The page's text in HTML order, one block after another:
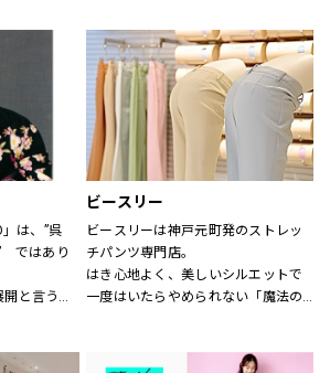
しました。
MARY QUANTのアイテムには、あり
のままの自分を表現し、今以上にい
きいきと輝いてほしいという想いが
込められています。
全ての女性に、自分らしさの創造と
直感を。
は、”呉
ではあり
と言う利
ビースリー
ビースリーは神戸元町発のストレッ
チパンツ専門店。
はき心地よく、美しいシルエットで
一度はいたらやめられない「魔法の
ンや限定カラーも人気です。